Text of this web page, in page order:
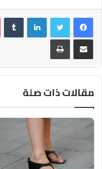
فيسبوكتويتر لينكدإن
مشاركة عبر البريد طباعة
مقالات ذات صلة